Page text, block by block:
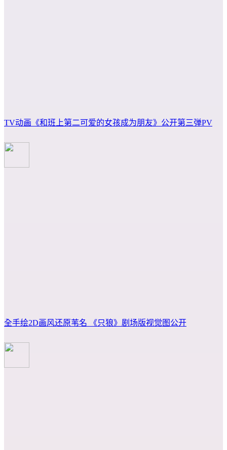
TV动画《和班上第二可爱的女孩成为朋友》公开第三弹PV
全手绘2D画风还原苇名 《只狼》剧场版视觉图公开